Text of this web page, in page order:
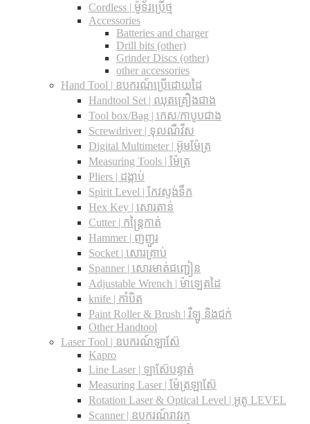
Cordless​ | ម៉ូទ័រប្រើថ្ម
Accessories
Batteries and charger
Drill bits (other)
Grinder Discs (other)
other accessories
Hand Tool | ឧបករណ៍ប្រើដោយដៃ
Handtool Set | ឈុតគ្រឿងជាង
Tool box/Bag | កេស/កាបូបជាង
Screwdriver | ទុលណឺវីស
Digital Multimeter | អ៊ូមម៉ែត្រ
Measuring Tools | ម៉ែត្រ
Pliers | ដង្កាប់
Spirit Level | កែវស្ទង់ទឹក
Hex Key | សោរតាន់
Cutter | កន្រ្តៃកាត់
Hammer | ញញួរ
Socket | សោរគ្រាប់
Spanner |​ សោរមាត់ជញ្ជៀន
Adjustable Wrench |​ ម៉ាឡេតដៃ
knife | កាំបិត
Paint Roller & Brush | រឺឡូ និងជក់
Other Handtool
Laser Tool | ឧបករណ៍ឡាស៊ែ
Kapro
Line Laser | ឡាស៊ែបន្ទាត់
Measuring Laser | ម៉ែត្រឡាស៊ែ
Rotation Laser & Optical Level | អូតូ LEVEL
Scanner | ឧបករណ៍រាវរក